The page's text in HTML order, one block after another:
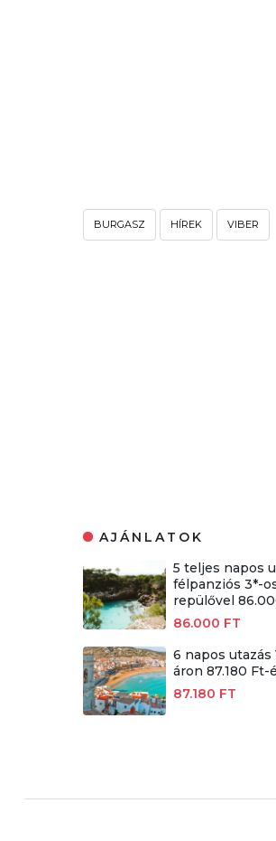
BURGASZ HÍREK VIBER
AJÁNLATOK
5 teljes napos
félpanziós 3*-
repülővel
86.000 FT
6 napos utazás
áron 87.180 Ft-
87.180 FT